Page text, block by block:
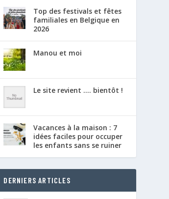
Top des festivals et fêtes
familiales en Belgique en
2026
Manou et moi
Le site revient …. bientôt !
Vacances à la maison : 7
idées faciles pour occuper
les enfants sans se ruiner
DERNIERS ARTICLES